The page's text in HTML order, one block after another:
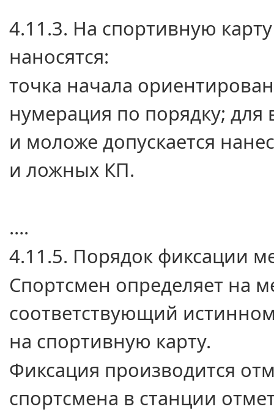
4.11.3. На спортивную
наносятся:
точка начала
нумерация по порядку;
и моложе допускается
и ложных КП.
….
4.11.5. Порядок фиксации
Спортсмен определяет на
соответствующий
на спортивную карту.
Фиксация производится
спортсмена в станции